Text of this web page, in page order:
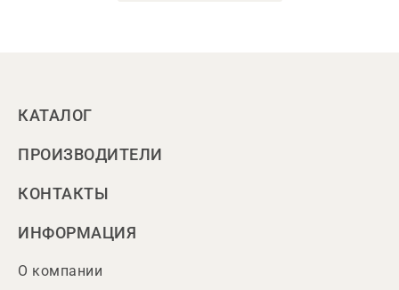
КАТАЛОГ
ПРОИЗВОДИТЕЛИ
КОНТАКТЫ
ИНФОРМАЦИЯ
О компании